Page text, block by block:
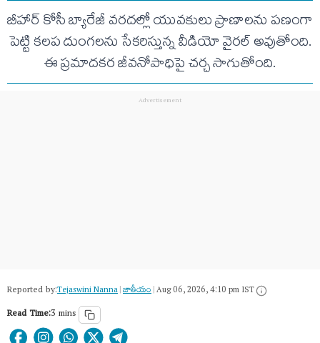
బీహార్ కోసీ బ్యారేజీ వరదల్లో యువకులు ప్రాణాలను పణంగా
పెట్టి కలప దుంగలను సేకరిస్తున్న వీడియో వైరల్ అవుతోంది.
ఈ ప్రమాదకర జీవనోపాధిపై చర్చ సాగుతోంది.
Reported by:Tejaswini Nanna|జాతీయం|Aug 06, 2026, 4:10 pm IST
Read Time:3 mins